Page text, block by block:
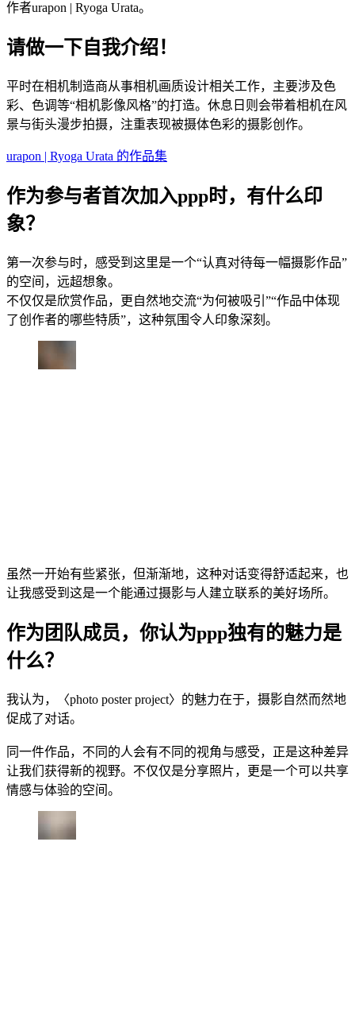
作者urapon | Ryoga Urata。
请做一下自我介绍！
平时在相机制造商从事相机画质设计相关工作，主要涉及色
彩、色调等“相机影像风格”的打造。休息日则会带着相机在风
景与街头漫步拍摄，注重表现被摄体色彩的摄影创作。
urapon | Ryoga Urata 的作品集
作为参与者首次加入ppp时，有什么印
象？
第一次参与时，感受到这里是一个“认真对待每一幅摄影作品”
的空间，远超想象。
不仅仅是欣赏作品，更自然地交流“为何被吸引”“作品中体现
了创作者的哪些特质”，这种氛围令人印象深刻。
虽然一开始有些紧张，但渐渐地，这种对话变得舒适起来，也
让我感受到这是一个能通过摄影与人建立联系的美好场所。
作为团队成员，你认为ppp独有的魅力是
什么？
我认为，〈photo poster project〉的魅力在于，摄影自然而然地
促成了对话。
同一件作品，不同的人会有不同的视角与感受，正是这种差异
让我们获得新的视野。不仅仅是分享照片，更是一个可以共享
情感与体验的空间。